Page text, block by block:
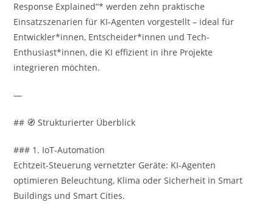
Response Explained“* werden zehn praktische
Einsatzszenarien für KI-Agenten vorgestellt – ideal für
Entwickler*innen, Entscheider*innen und Tech-
Enthusiast*innen, die KI effizient in ihre Projekte
integrieren möchten.
—
## 🧭 Strukturierter Überblick
### 1. IoT‑Automation
Echtzeit-Steuerung vernetzter Geräte: KI-Agenten
optimieren Beleuchtung, Klima oder Sicherheit in Smart
Buildings und Smart Cities.